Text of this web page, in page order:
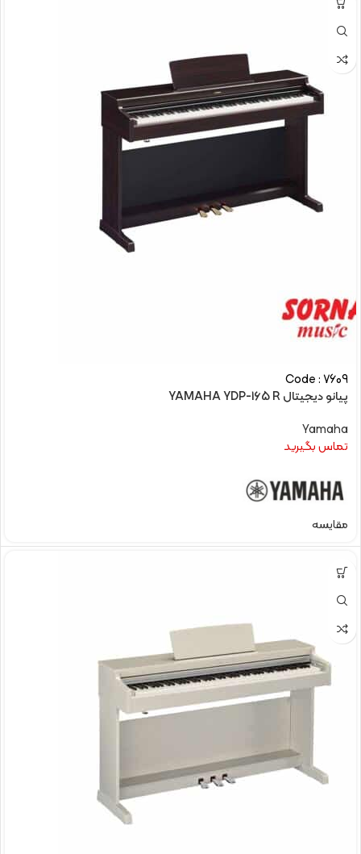
Code : 7609
پیانو دیجیتال YAMAHA YDP-165 R
Yamaha
تماس بگیرید
مقایسه